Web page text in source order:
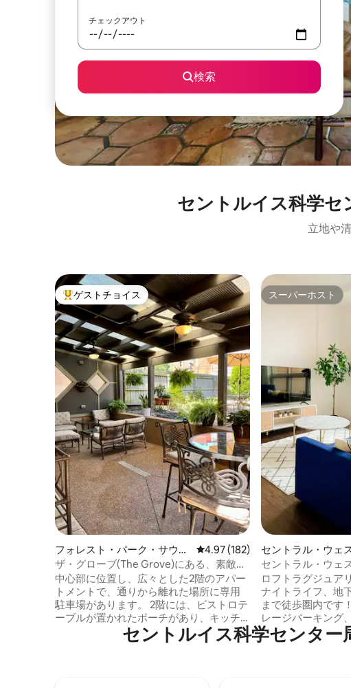
チェックアウト
検索
セントルイス科学セ
立地や
大好評のゲストチョイスです。
ゲストチョイス
フォレスト・パーク・サウ
ス・イーストの別荘
レビュー182件、5つ星中4.97つ
4.97 (182)
ザ・グローブ(The Grove)にある、素敵で
新しく改装された2ベッドルームのアパー
ト
中心部に位置し、広々とした2階のアパー
トメントで、通りから離れた場所に専用
駐車場があります。 2階には、ビストロテ
ーブルが置かれたポーチがあり、キッチ
ンが改装されています。 Keurigコーヒー
メーカーと必要な基本的なものがすべて
スーパーホスト
スーパーホスト
セントラル・ウェ
ドのマンション・
セントラル・ウェ
ッドルームロフト
ロフトラグジュア
ナイトライフ、地
まで徒歩圏内です
レージパーキング
機・乾燥機、1泊
のすべてが含まれていま
セントルイス科学センタ